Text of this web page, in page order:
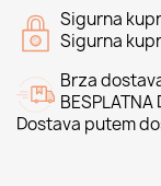
Sigurna
Sigurna
Brza
Dostava putem